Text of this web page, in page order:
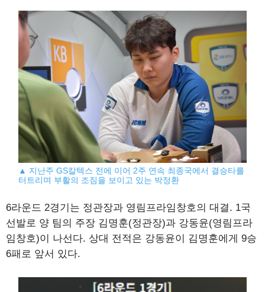
▲ 지난주 GS칼텍스 전에 이어 2주 연속 최종국에서 결승타를
터트리며 부활의 조짐을 보이고 있는 박정환
6라운드 2경기는 정관장과 영림프라임창호의 대결. 1국
선발로 양 팀의 주장 김명훈(정관장)과 강동윤(영림프라
임창호)이 나선다. 상대 전적은 강동윤이 김명훈에게 9승
6패로 앞서 있다.